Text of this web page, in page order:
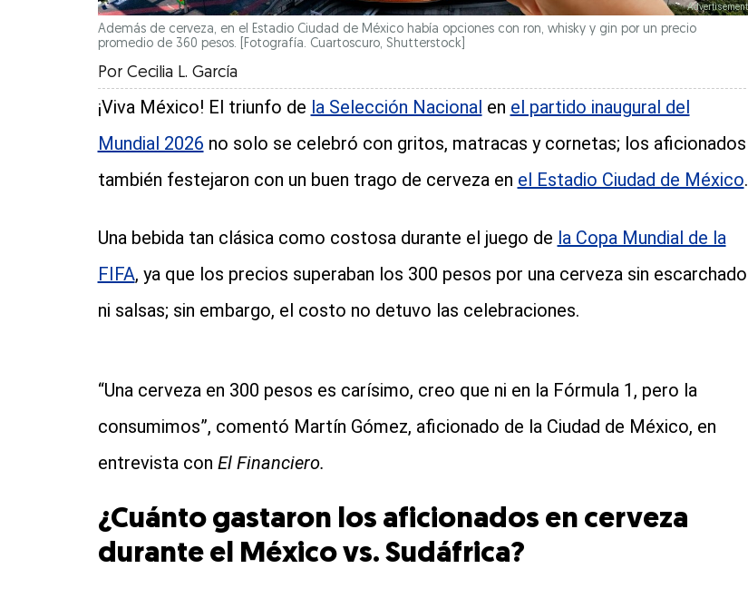
Además de cerveza, en el Estadio Ciudad de México había opciones con ron, whisky y gin por un precio
promedio de 360 pesos. [Fotografía. Cuartoscuro, Shutterstock]
Por Cecilia L. García
¡Viva México! El triunfo de la Selección Nacional en el partido inaugural del
Mundial 2026 no solo se celebró con gritos, matracas y cornetas; los aficionados
también festejaron con un buen trago de cerveza en el Estadio Ciudad de México.
Una bebida tan clásica como costosa durante el juego de la Copa Mundial de la
FIFA, ya que los precios superaban los 300 pesos por una cerveza sin escarchado
ni salsas; sin embargo, el costo no detuvo las celebraciones.
“Una cerveza en 300 pesos es carísimo, creo que ni en la Fórmula 1, pero la
consumimos”, comentó Martín Gómez, aficionado de la Ciudad de México, en
entrevista con El Financiero.
¿Cuánto gastaron los aficionados en cerveza
durante el México vs. Sudáfrica?